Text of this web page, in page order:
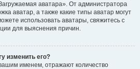
аватара». От администратора
аватар, а также какие типы аватар могут
использовать аватары, свяжитесь с
для выяснения причин.
изменить его?
именем, отражают количество